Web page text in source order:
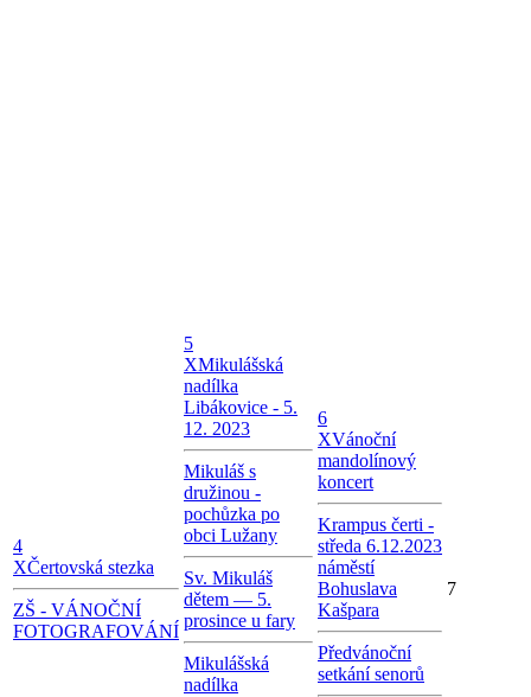
4
XČertovská stezka
ZŠ - VÁNOČNÍ
FOTOGRAFOVÁNÍ
5
XMikulášská
nadílka
Libákovice - 5.
12. 2023
Mikuláš s
družinou -
pochůzka po
obci Lužany
Sv. Mikuláš
dětem — 5.
prosince u fary
Mikulášská
nadílka
6
XVánoční
mandolínový
koncert
Krampus čerti -
středa 6.12.2023
náměstí
Bohuslava
Kašpara
Předvánoční
setkání senorů
7